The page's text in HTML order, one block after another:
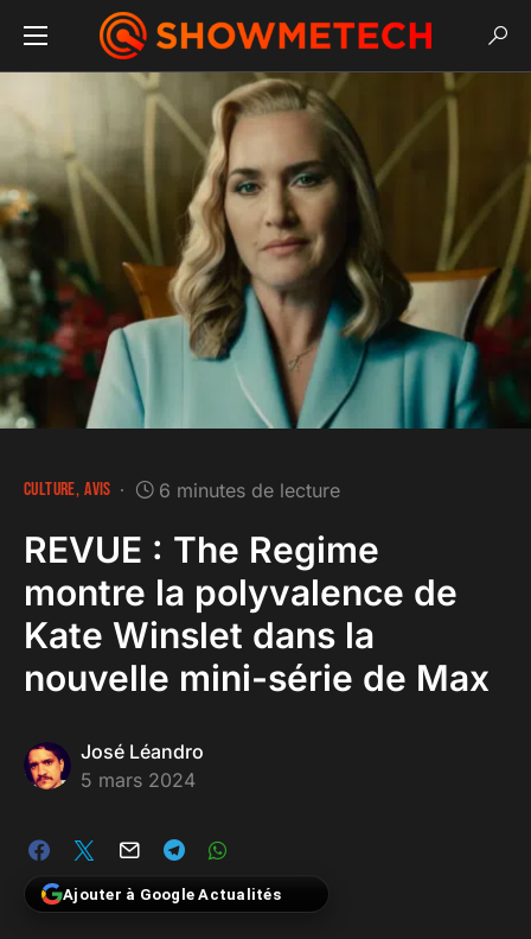
CULTURE AVIS 6 minutes de lecture
REVUE : The Regime
montre la polyvalence de
Kate Winslet dans la
nouvelle mini-série de Max
José Léandro
5 mars 2024
Ajouter à Google Actualités